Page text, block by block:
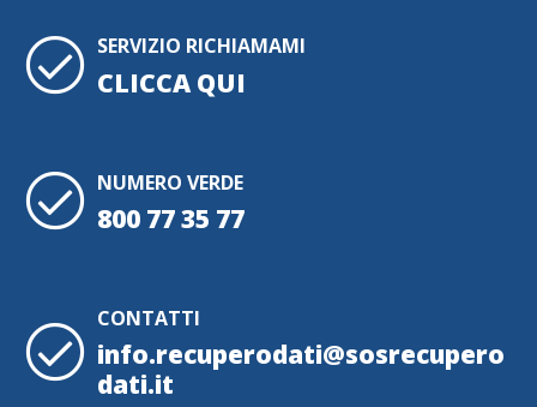
SERVIZIO RICHIAMAMI
CLICCA QUI
NUMERO VERDE
800 77 35 77
CONTATTI
info.recuperodati@sosrecupero
dati.it